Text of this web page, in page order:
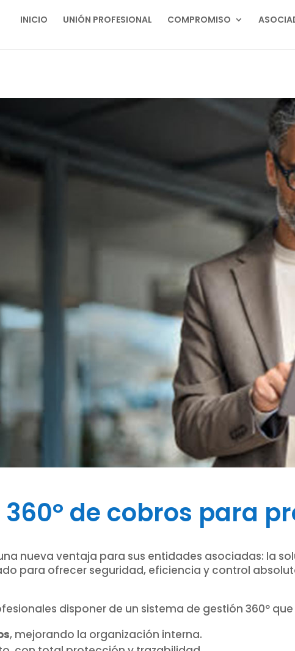
INICIO UNIÓN PROFESIONAL COMPROMISO
de cobros para
nueva ventaja para sus entidades asociadas: la
para ofrecer seguridad, eficiencia y control
disponer de un sistema de gestión 360º
, mejorando la organización interna.